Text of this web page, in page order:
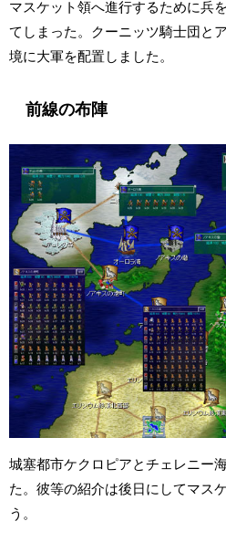
マスケット領へ進行するために兵
てしまった。クーニッツ騎士団と
境に大軍を配置しました。
前線の布陣
城塞都市ケクロピアとチェレニー
た。彼等の紹介は後日にしてマス
う。